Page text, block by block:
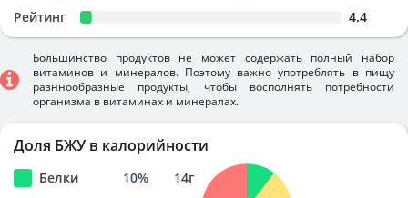
Рейтинг 4.4
Большинство продуктов не может содержать полный набор
витаминов и минералов. Поэтому важно употреблять в пищу
разннообразные продукты, чтобы восполнять потребности
организма в витаминах и минералах.
Доля БЖУ в калорийности
Белки 10% 14г